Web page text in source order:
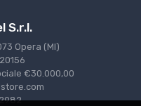
S.r.l.
Opera (MI)
€30.000,00